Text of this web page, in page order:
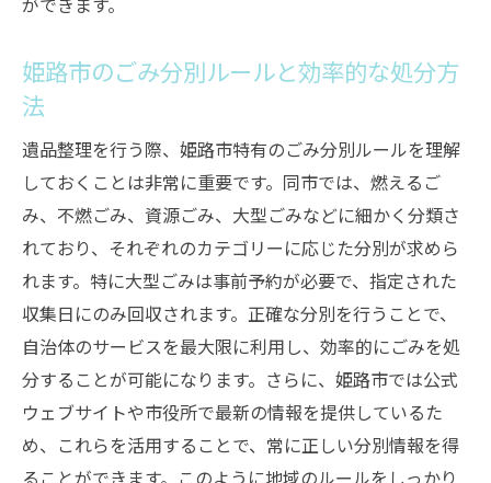
姫路市のごみ分別ルールと効率的な処分方
法
遺品整理を行う際、姫路市特有のごみ分別ルールを理解
しておくことは非常に重要です。同市では、燃えるご
み、不燃ごみ、資源ごみ、大型ごみなどに細かく分類さ
れており、それぞれのカテゴリーに応じた分別が求めら
れます。特に大型ごみは事前予約が必要で、指定された
収集日にのみ回収されます。正確な分別を行うことで、
自治体のサービスを最大限に利用し、効率的にごみを処
分することが可能になります。さらに、姫路市では公式
ウェブサイトや市役所で最新の情報を提供しているた
め、これらを活用することで、常に正しい分別情報を得
ることができます。このように地域のルールをしっかり